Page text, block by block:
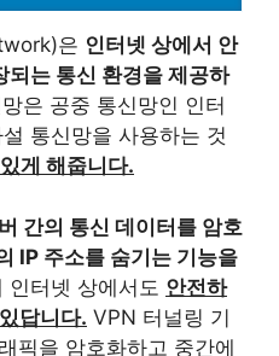
은 인터넷 상에서 안
되는 통신 환경을 제공하
은 공중 통신망인 인터
통신망을 사용하는 것
게 해줍니다.
간의 통신 데이터를 암호
IP 주소를 숨기는 기능을
인터넷 상에서도 안전하
답니다. VPN 터널링 기
픽을 암호화하고 중간에